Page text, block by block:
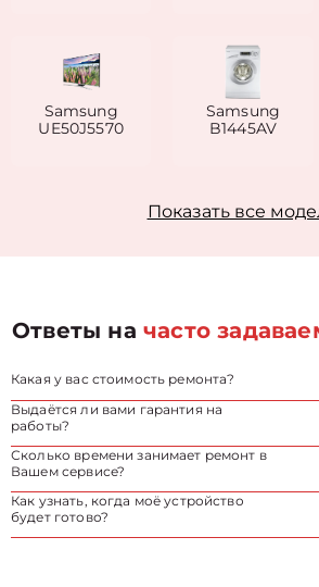
Samsung
UE50J5570
Samsung
B1445AV
Показать все
Ответы начасто
Какая у вас стоимость ремонта?
Выдаётся ли вами гарантия на
работы?
Сколько времени занимает ремонт в
Вашем сервисе?
Как узнать, когда моё устройство
будет готово?